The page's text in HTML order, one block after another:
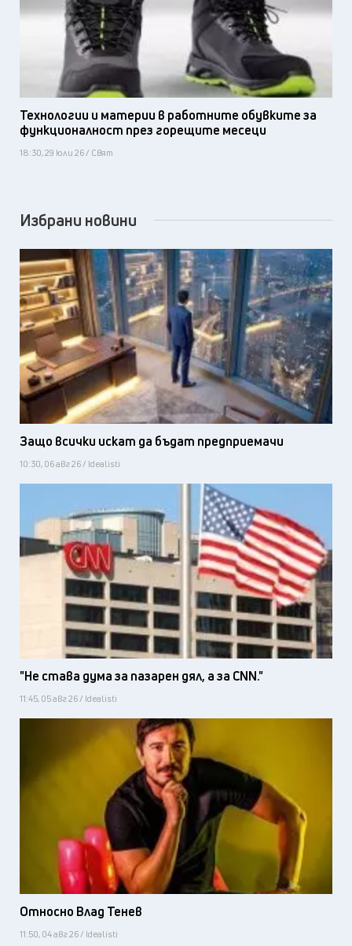
Технологии и материи в работните обувките за
функционалност през горещите месеци
18:30, 29 юли 26 / Свят
Избрани новини
Защо всички искат да бъдат предприемачи
10:30, 06 авг 26 / Idealisti
"Не става дума за пазарен дял, а за CNN."
11:45, 05 авг 26 / Idealisti
Относно Влад Тенев
11:50, 04 авг 26 / Idealisti